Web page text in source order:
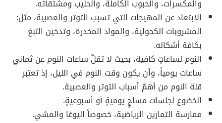
والمكسرات، والحبوب الكاملة، والحليب ومشتقاته.
الابتعاد عن المهيجات التي تسبب التوتر والعصبية، مثل:
المشروبات الكحولية، والمواد المخدرة، وتدخين التبغ
بكافة أشكاله.
النوم لساعاتٍ كافية، بحيث لا تقلّ ساعات النوم عن ثماني
ساعات يومياً، وأن يكون وقت النوم في الليل، إذ تعتبر
قلة النوم من أهمّ أسباب التوتر والعصبية.
الخضوع لجلسات مساجٍ يوميةٍ أو أسبوعيةٍ.
ممارسة التمارين الرياضية، خصوصاً اليوغا والمشي.